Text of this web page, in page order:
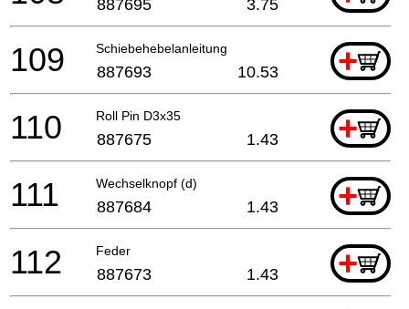
887695 3.75
Schiebehebelanleitung +
109 887693 10.53
Roll Pin D3x35 +
110 887675 1.43
Wechselknopf (d) +
111 887684 1.43
Feder +
112 887673 1.43